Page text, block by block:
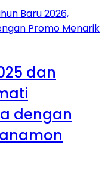
dan
dengan